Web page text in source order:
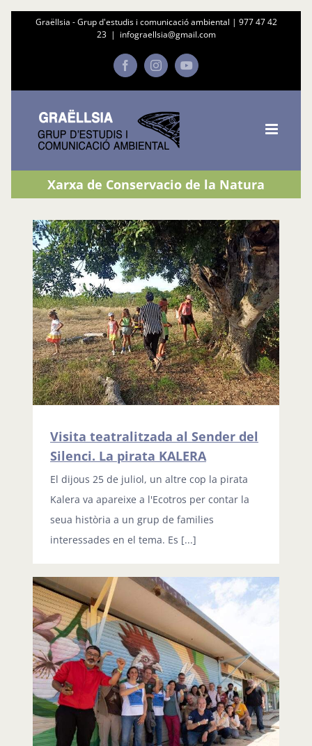
Graëllsia - Grup d'estudis i comunicació ambiental | 977 47 42
23 | infograellsia@gmail.com
FacebookInstagramYouTube
Xarxa de Conservacio de la Natura
Visita teatralitzada al Sender del
Silenci. La pirata KALERA
El dijous 25 de juliol, un altre cop la pirata
Kalera va apareixe a l'Ecotros per contar la
seua història a un grup de families
interessades en el tema. Es [...]